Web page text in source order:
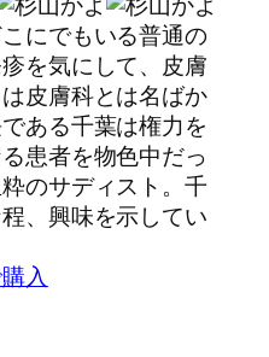
にでもいる普通の
を気にして、皮膚
皮膚科とは名ばか
ある千葉は権力を
患者を物色中だっ
のサディスト。千
、興味を示してい
入